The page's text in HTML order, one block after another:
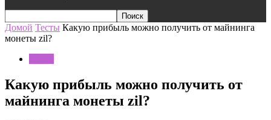
Домой Тесты Какую прибыль можно получить от майнинга
монеты zil?
Какую прибыль можно получить от
майнинга монеты zil?